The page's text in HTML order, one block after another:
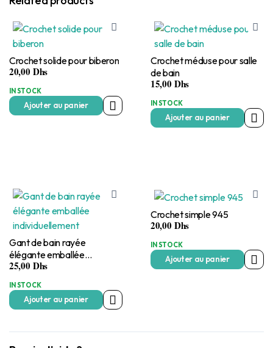
Crochet solide pour biberon
20,00Dhs
IN STOCK
Ajouter au panier
Crochet méduse pour salle
de bain
15,00Dhs
IN STOCK
Ajouter au panier
Gant de bain rayée
élégante emballée
individuellement
25,00Dhs
IN STOCK
Ajouter au panier
Crochet simple 945
20,00Dhs
IN STOCK
Ajouter au panier